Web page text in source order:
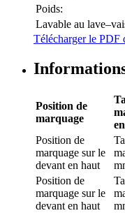
Poids:
Lavable au
Télécharger le PDF
Position de
marquage
Position de
marquage sur le
devant en haut
Position de
marquage sur le
devant en haut